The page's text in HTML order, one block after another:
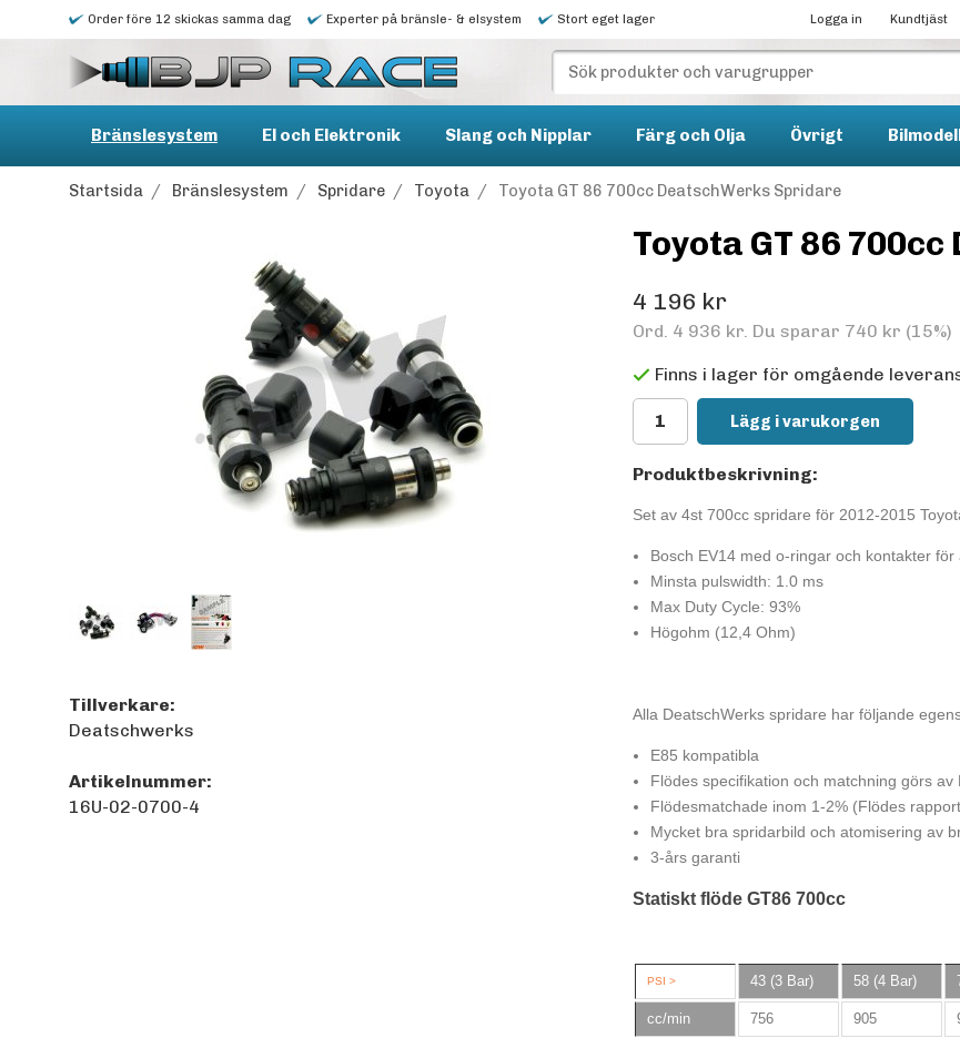
Order före 12 skickas samma dag Experter på bränsle- & elsystem Stort eget lager Logga in Kundtjäst
Bränslesystem El och Elektronik Slang och Nipplar Färg och Olja Övrigt
Startsida / Bränslesystem / Spridare / Toyota / Toyota GT 86 700cc DeatschWerks Spridare
Toyota GT 86
4 196 kr
Ord. 4 936 kr. Du sparar 740 kr (15%)
Finns i lager för omgående
Lägg i varukorgen
Produktbeskrivning:
Set av 4st 700cc spridare för 2012-2015
Bosch EV14 med o-ringar och kontakter
Minsta pulswidth: 1.0 ms
Max Duty Cycle: 93%
Högohm (12,4 Ohm)
Alla DeatschWerks spridare har följande
E85 kompatibla
Flödes specifikation och matchning görs av
Flödesmatchade inom 1-2% (Flödes
Mycket bra spridarbild och atomisering av
3-års garanti
Statiskt flöde GT86 700cc
PSI > 43 (3 Bar) 58 (4 Bar)
cc/min 756 905
Tillverkare:
Deatschwerks
Artikelnummer:
16U-02-0700-4